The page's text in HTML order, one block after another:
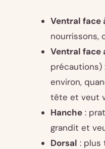
Ventral face
nourrissons,
Ventral face
précautions)
environ,
tête et veut
Hanche :
grandit et
Dorsal : plus